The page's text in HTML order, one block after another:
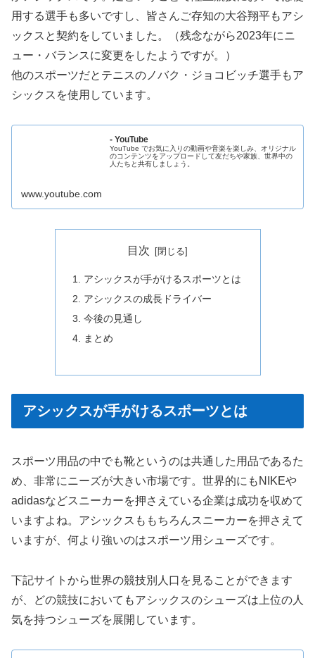
用する選手も多いですし、皆さんご存知の大谷翔平もアシ
ックスと契約をしていました。（残念ながら2023年にニ
ュー・バランスに変更をしたようですが。）
他のスポーツだとテニスのノバク・ジョコビッチ選手もア
シックスを使用しています。
- YouTube
YouTube でお気に入りの動画や音楽を楽しみ、オリジナル
のコンテンツをアップロードして友だちや家族、世界中の
人たちと共有しましょう。
www.youtube.com
目次
アシックスが手がけるスポーツとは
アシックスの成長ドライバー
今後の見通し
まとめ
アシックスが手がけるスポーツとは
スポーツ用品の中でも靴というのは共通した用品であるた
め、非常にニーズが大きい市場です。世界的にもNIKEや
adidasなどスニーカーを押さえている企業は成功を収めて
いますよね。アシックスももちろんスニーカーを押さえて
いますが、何より強いのはスポーツ用シューズです。
下記サイトから世界の競技別人口を見ることができます
が、どの競技においてもアシックスのシューズは上位の人
気を持つシューズを展開しています。